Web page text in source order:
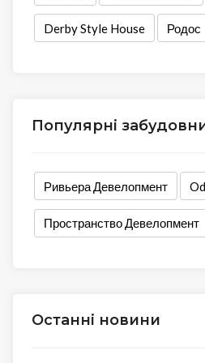
Derby Style House Родос
Популярні
Ривьера Девелопмент
Пространство Девелопмент
Останні новини